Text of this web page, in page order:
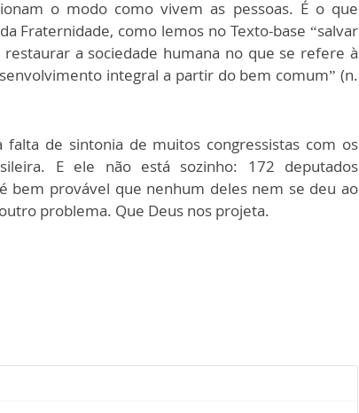
o modo como vivem as pessoas. É o que
Fraternidade, como lemos no Texto-base “salvar
a sociedade humana no que se refere à
integral a partir do bem comum” (n.
de sintonia de muitos congressistas com os
E ele não está sozinho: 172 deputados
bem provável que nenhum deles nem se deu ao
problema. Que Deus nos projeta.